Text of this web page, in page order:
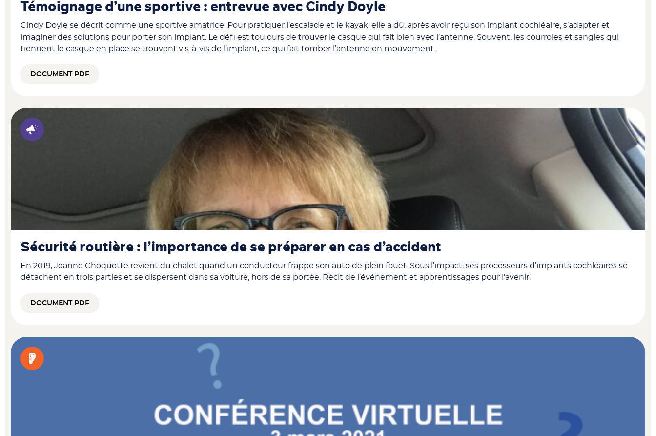
Témoignage d’une sportive : entrevue avec Cindy Doyle
Cindy Doyle se décrit comme une sportive amatrice. Pour pratiquer l’escalade et le kayak, elle a dû, après avoir reçu son implant cochléaire, s’adapter et
imaginer des solutions pour porter son implant. Le défi est toujours de trouver le casque qui fait bien avec l’antenne. Souvent, les courroies et sangles qui
tiennent le casque en place se trouvent vis-à-vis de l’implant, ce qui fait tomber l’antenne en mouvement.
DOCUMENT PDF
Sécurité routière : l’importance de se préparer en cas d’accident
En 2019, Jeanne Choquette revient du chalet quand un conducteur frappe son auto de plein fouet. Sous l’impact, ses processeurs d’implants cochléaires se
détachent en trois parties et se dispersent dans sa voiture, hors de sa portée. Récit de l’événement et apprentissages pour l’avenir.
DOCUMENT PDF